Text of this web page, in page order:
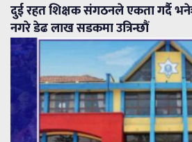
दुई रहत शिक्षक संगठनले एकता गर्दै
नगरे डेढ लाख सडकमा उत्रिन्छौं